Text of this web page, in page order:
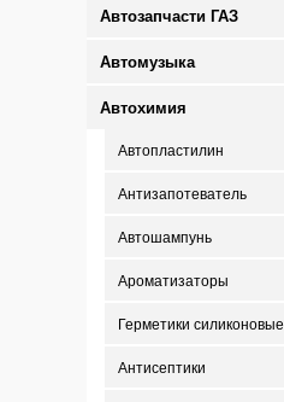
Автозапчасти ГАЗ
Автомузыка
Автохимия
Автопластилин
Антизапотеватель
Автошампунь
Ароматизаторы
Герметики силиконовые
Антисептики